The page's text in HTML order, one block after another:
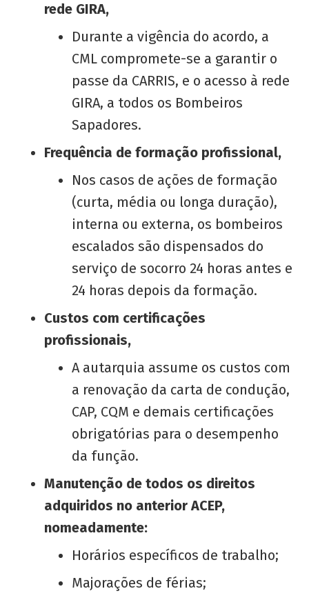
rede GIRA,
Durante a vigência do acordo, a
CML compromete-se a garantir o
passe da CARRIS, e o acesso à rede
GIRA, a todos os Bombeiros
Sapadores.
Frequência de formação profissional,
Nos casos de ações de formação
(curta, média ou longa duração),
interna ou externa, os bombeiros
escalados são dispensados do
serviço de socorro 24 horas antes e
24 horas depois da formação.
Custos com certificações
profissionais,
A autarquia assume os custos com
a renovação da carta de condução,
CAP, CQM e demais certificações
obrigatórias para o desempenho
da função.
Manutenção de todos os direitos
adquiridos no anterior ACEP,
nomeadamente:
Horários específicos de trabalho;
Majorações de férias;